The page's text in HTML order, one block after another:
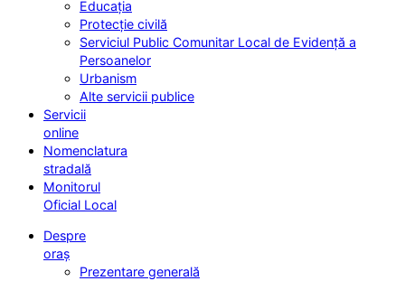
Educația
Protecție civilă
Serviciul Public Comunitar Local de Evidență a
Persoanelor
Urbanism
Alte servicii publice
Servicii
online
Nomenclatura
stradală
Monitorul
Oficial Local
Despre
oraș
Prezentare generală